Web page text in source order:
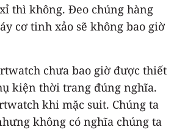
thì không. Đeo chúng hàng
cơ tinh xảo sẽ không bao giờ
chưa bao giờ được thiết
kiện thời trang đúng nghĩa.
khi mặc suit. Chúng ta
không có nghĩa chúng ta